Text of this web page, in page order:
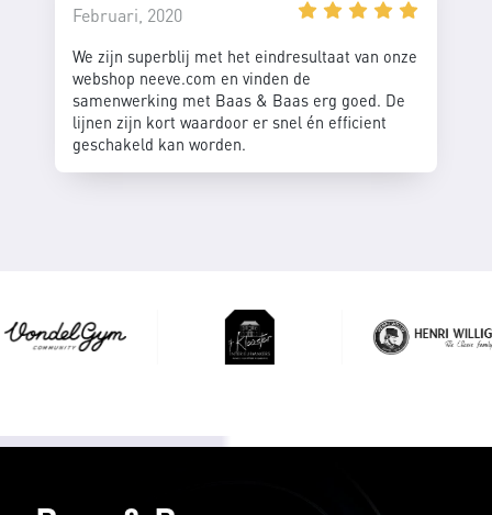
Februari, 2020
We zijn superblij met het eindresultaat van onze
webshop neeve.com en vinden de
samenwerking met Baas & Baas erg goed. De
lijnen zijn kort waardoor er snel én efficient
geschakeld kan worden.